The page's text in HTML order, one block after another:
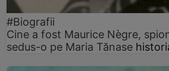
#Biografii
Cine a fost Maurice Nègre,
sedus-o pe Maria Tănase